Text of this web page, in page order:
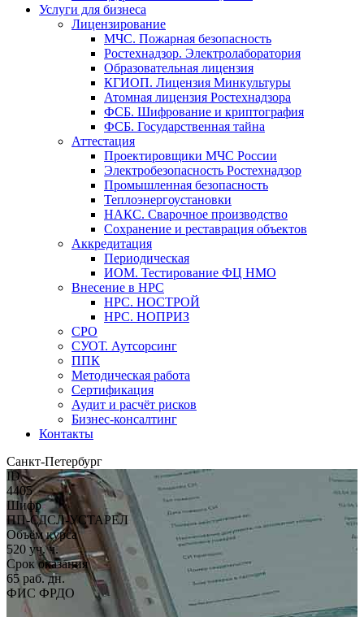
Услуги для бизнеса
Лицензирование
МЧС. Пожарная безопасность
Ростехнадзор. Электролаборатория
Образовательная лицензия
КГИОП. Лицензия Минкультуры
Атомная лицензия Ростехнадзора
ФСБ. Шифрование и криптография
ФСБ. Государственная тайна
Аттестация
Проектировщики МЧС России
Электробезопасность Ростехнадзор
Промышленная безопасность
Теплоэнергоустановки
НАКС. Сварочное производство
Сохранение и реставрация объектов
Аккредитация
Периодическая
ИОМ. Тестирование ФЦ НМО
Внесение в НРС
НРС. НОСТРОЙ
НРС. НОПРИЗ
СРО
СУОТ. Аутсорсинг
ППК
Методическая работа
Сертификация
Аудит и расчёт рисков
Бизнес-консалтинг
Контакты
Санкт-Петербург
ID
4405
Шифр
ПП-СДСЛ-УСТАРЕЛ
Объём курса
520 уч. ч.
Срок оказания
65 раб. дн.
ФИС ФРДО